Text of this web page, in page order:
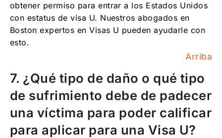
obtener permiso para entrar a los Estados Unidos
con estatus de visa U. Nuestros abogados en
Boston expertos en Visas U pueden ayudarle con
esto.
Arriba
7. ¿Qué tipo de daño o qué tipo
de sufrimiento debe de padecer
una víctima para poder calificar
para aplicar para una Visa U?